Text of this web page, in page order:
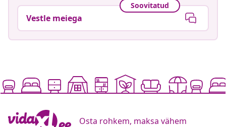
Soovitatud
Vestle meiega
Osta rohkem, maksa vähem